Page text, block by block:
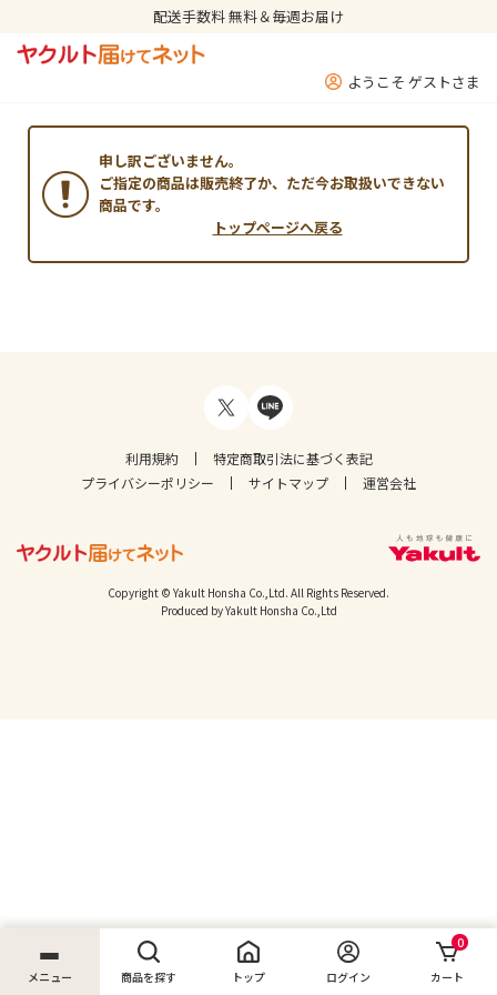
配送手数料 無料＆毎週お届け
ようこそ ゲストさま
メニュー 商品を探す トップ ログイン
0
カート
申し訳ございません。
ご指定の商品は販売終了か、ただ今お取扱いできない
商品です。
トップページへ戻る
利用規約
特定商取引法に基づく表記
プライバシーポリシー
サイトマップ 運営会社
Copyright © Yakult Honsha Co.,Ltd. All Rights Reserved.
Produced by Yakult Honsha Co.,Ltd